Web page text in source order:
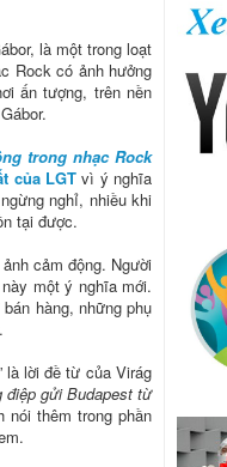
là một trong loạt
Rock có ảnh hưởng
ấn tượng, trên nền
trong nhạc Rock
của LGTvì ý nghĩa
nghỉ, nhiều khi
tại được.
cảm động. Người
một ý nghĩa mới.
hàng, những phụ
là lời đề từ của Virág
điệp gửi Budapest từ
nói thêm trong phần